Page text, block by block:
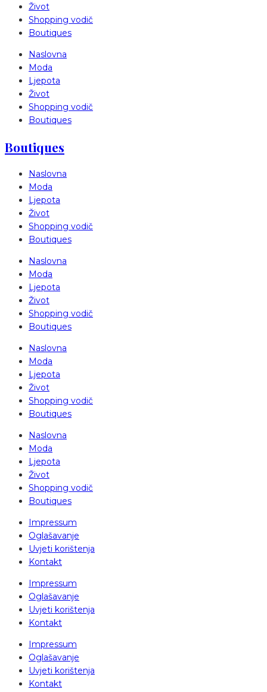
Život
Shopping vodič
Boutiques
Naslovna
Moda
Ljepota
Život
Shopping vodič
Boutiques
Boutiques
Naslovna
Moda
Ljepota
Život
Shopping vodič
Boutiques
Naslovna
Moda
Ljepota
Život
Shopping vodič
Boutiques
Naslovna
Moda
Ljepota
Život
Shopping vodič
Boutiques
Naslovna
Moda
Ljepota
Život
Shopping vodič
Boutiques
Impressum
Oglašavanje
Uvjeti korištenja
Kontakt
Impressum
Oglašavanje
Uvjeti korištenja
Kontakt
Impressum
Oglašavanje
Uvjeti korištenja
Kontakt